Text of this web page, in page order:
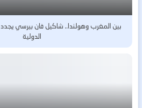
بين المغرب وهولندا.. شاكيل فان بيرسي
الدولية